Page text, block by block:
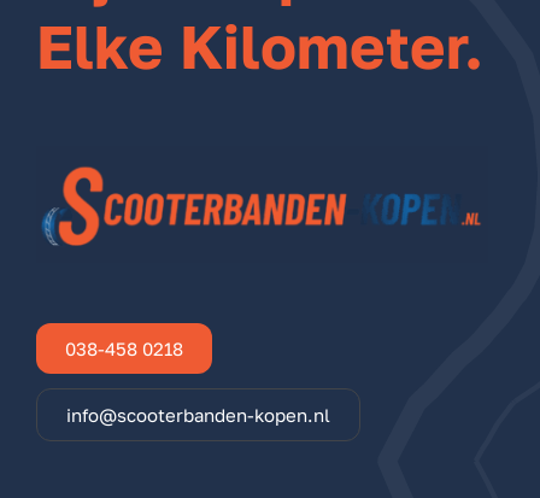
Elke Kilometer.
038-458 0218
info@scooterbanden-kopen.nl